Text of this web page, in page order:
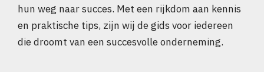
hun weg naar succes. Met een rijkdom aan kennis
en praktische tips, zijn wij de gids voor iedereen
die droomt van een succesvolle onderneming.